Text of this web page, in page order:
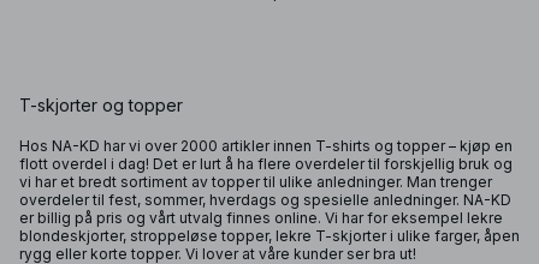
T-skjorter og topper
Hos NA-KD har vi over 2000 artikler innen T-shirts og topper – kjøp en
flott overdel i dag! Det er lurt å ha flere overdeler til forskjellig bruk og
vi har et bredt sortiment av toppertil ulike anledninger. Man trenger
overdeler til fest, sommer, hverdags og spesielle anledninger. NA-KD
er billig på pris og vårt utvalg finnes online. Vi har for eksempel lekre
blondeskjorter, stroppeløse topper, lekre T-skjorter i ulike farger, åpen
rygg eller korte topper. Vi lover at våre kunder ser bra ut!